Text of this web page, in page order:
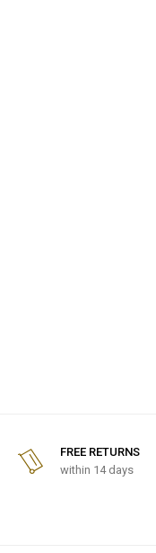
FREE RETURNS
within 14 days